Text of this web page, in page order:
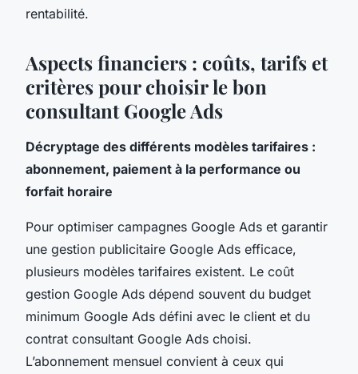
rentabilité.
Aspects financiers : coûts, tarifs et
critères pour choisir le bon
consultant Google Ads
Décryptage des différents modèles tarifaires :
abonnement, paiement à la performance ou
forfait horaire
Pour optimiser campagnes Google Ads et garantir
une gestion publicitaire Google Ads efficace,
plusieurs modèles tarifaires existent. Le coût
gestion Google Ads dépend souvent du budget
minimum Google Ads défini avec le client et du
contrat consultant Google Ads choisi.
L’abonnement mensuel convient à ceux qui